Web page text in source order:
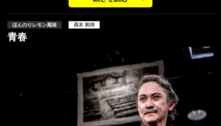
ほんのりレモン風味 斉木 和洋
青春